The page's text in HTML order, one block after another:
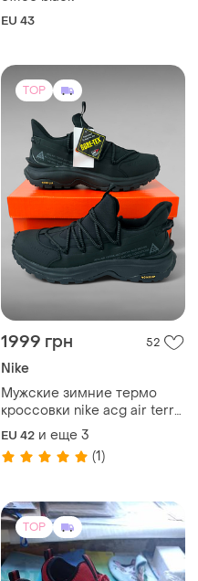
EU 43
TOP
1999 грн 52
Nike
Мужские зимние термо
кроссовки nike acg air terra
antarktik gore-tex 100%
waterproof
(42р/43р/44р/45р)
EU 42 и еще 3
(1)
TOP